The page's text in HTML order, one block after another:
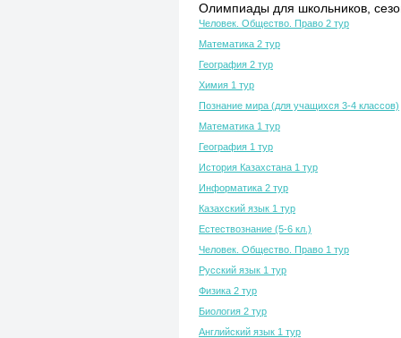
Олимпиады для школьников,
Человек. Общество. Право 2 тур
Математика 2 тур
География 2 тур
Химия 1 тур
Познание мира (для учащихся 3-4 классов)
Математика 1 тур
География 1 тур
История Казахстана 1 тур
Информатика 2 тур
Казахский язык 1 тур
Естествознание (5-6 кл.)
Человек. Общество. Право 1 тур
Русский язык 1 тур
Физика 2 тур
Биология 2 тур
Английский язык 1 тур